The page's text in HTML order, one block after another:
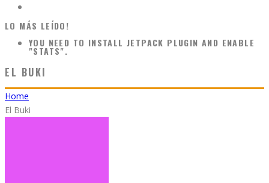
LO MÁS LEÍDO!
YOU NEED TO INSTALL JETPACK PLUGIN AND ENABLE
"STATS".
EL BUKI
Home
El Buki